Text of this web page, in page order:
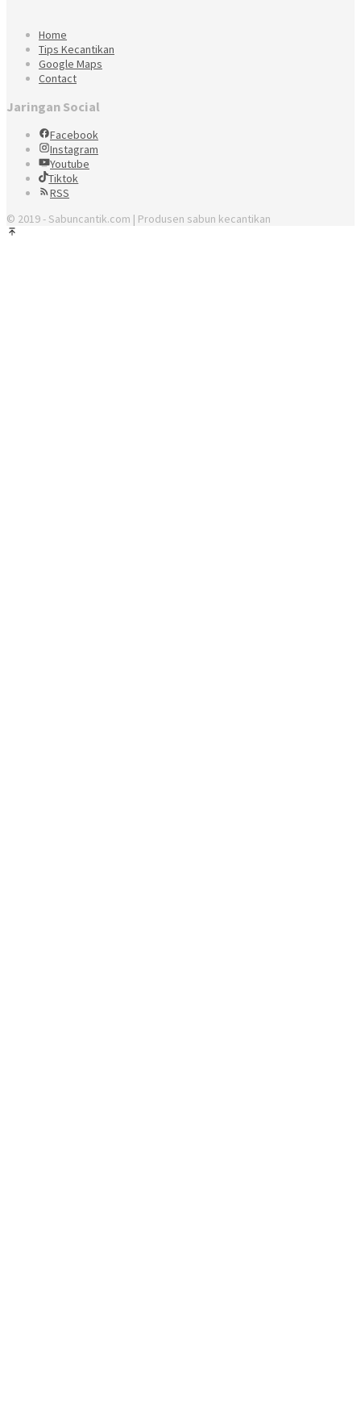
Home
Tips Kecantikan
Google Maps
Contact
Jaringan Social
Facebook
Instagram
Youtube
Tiktok
RSS
© 2019 - Sabuncantik.com | Produsen sabun kecantikan